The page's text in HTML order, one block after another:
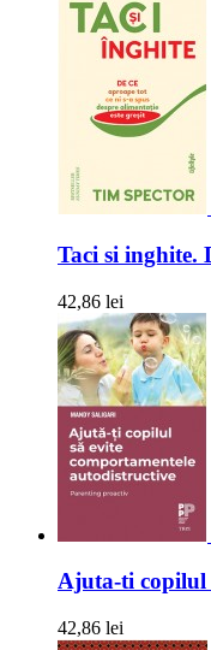
Taci si inghite.
42,86 lei
Ajuta-ti copilul
42,86 lei